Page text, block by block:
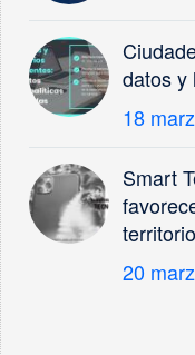
datos y
18
Smart
20